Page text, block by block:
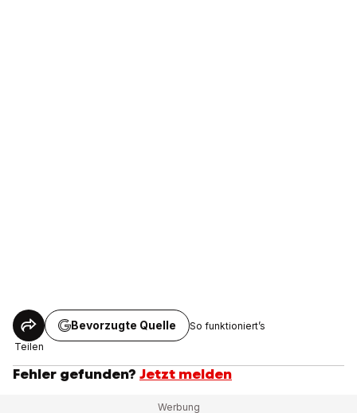
Teilen
Bevorzugte Quelle So funktioniert’s
Fehler gefunden? Jetzt melden